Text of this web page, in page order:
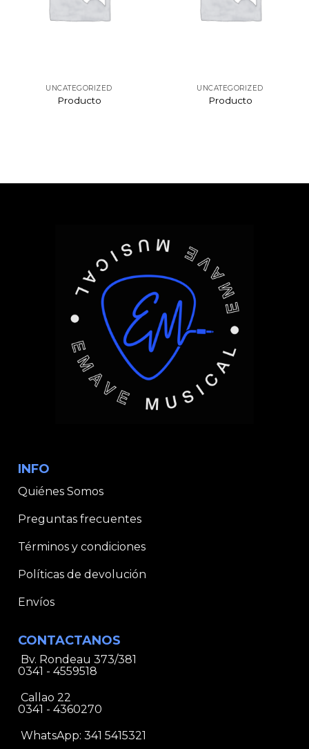
UNCATEGORIZED
Producto
UNCATEGORIZED
Producto
INFO
Quiénes Somos
Preguntas frecuentes
Términos y condiciones
Políticas de devolución
Envíos
CONTACTANOS
Bv. Rondeau 373/381
0341 - 4559518
Callao 22
0341 - 4360270
WhatsApp: 341 5415321